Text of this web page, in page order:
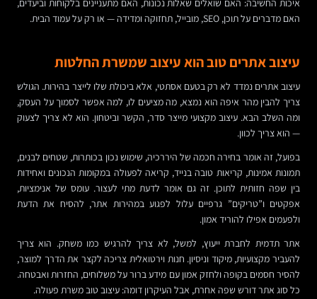
איכות החשיבה: האם שואלים שאלות נכונות, האם מתעניינים בלקוחות וביעדים,
האם מדברים על תוכן, SEO, מובייל, תחזוקה ומדידה — או רק על עמוד הבית.
עיצוב אתרים טוב הוא עיצוב שמשרת החלטות
עיצוב אתרים נמדד לא רק בטעם אסתטי, אלא ביכולת שלו לייצר בהירות. הגולש
צריך להבין מהר איפה הוא נמצא, מה מציעים לו, למה אפשר לסמוך על העסק,
ומה השלב הבא. עיצוב מקצועי מייצר סדר, הקשר וביטחון. הוא לא צריך לצעוק
— הוא צריך לכוון.
בפועל, זה אומר בחירה חכמה של היררכיה, שימוש נכון בכותרות, שטחים לבנים,
תמונות אמינות, קריאות טובה בנייד, קריאה לפעולה במקומות הנכונים ואחידות
בין שפה חזותית לתוכן. זה גם אומר לדעת מתי לעצור. עומס של אנימציות,
אפקטים ו”טריקים” גרפיים עלול לפגוע במהירות אתר, להסיח את הדעת
ולפעמים אפילו להוריד אמון.
אתר תדמית לחברת ייעוץ, למשל, לא צריך להרגיש כמו משחק. הוא צריך
להעביר מקצועיות, מיקוד וניסיון. חנות וירטואלית צריכה לקצר את הדרך למוצר,
להסיר חסמים בקופה ולחזק אמון עם מידע ברור על משלוחים, החזרות ואבטחה.
כל סוג אתר דורש שפה אחרת, אבל העיקרון דומה: עיצוב טוב משרת פעולה.